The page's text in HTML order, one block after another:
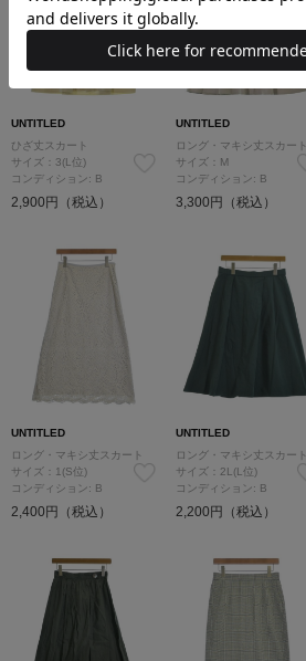
UNTITLED
ひざ丈スカート
サイズ：3(L位)
コンディション: B
2,900円（税込）
UNTITLED
ロング・マキシ丈スカート
サイズ：M
コンディション: B
3,300円（税込）
UNTITLED
ロング・マキシ丈スカート
サイズ：1(S位)
コンディション: B
2,400円（税込）
UNTITLED
ロング・マキシ丈スカート
サイズ：2L(L位)
コンディション: B
2,200円（税込）